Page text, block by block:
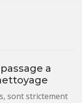
a
sont strictement